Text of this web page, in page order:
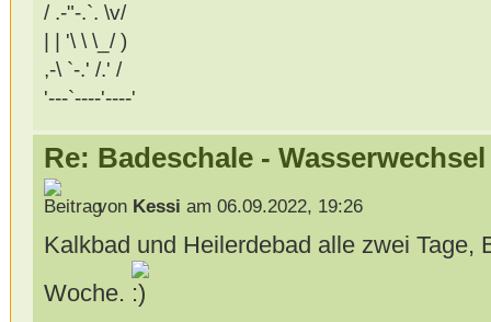
/ .-"-.`. \v/
| | '\ \ \_/ )
,-\ `-.' /.' /
'---`----'----'
Re: Badeschale - Wasserwechsel
von Kessi am 06.09.2022, 19:26
Kalkbad und Heilerdebad alle zwei Tage,
Woche.